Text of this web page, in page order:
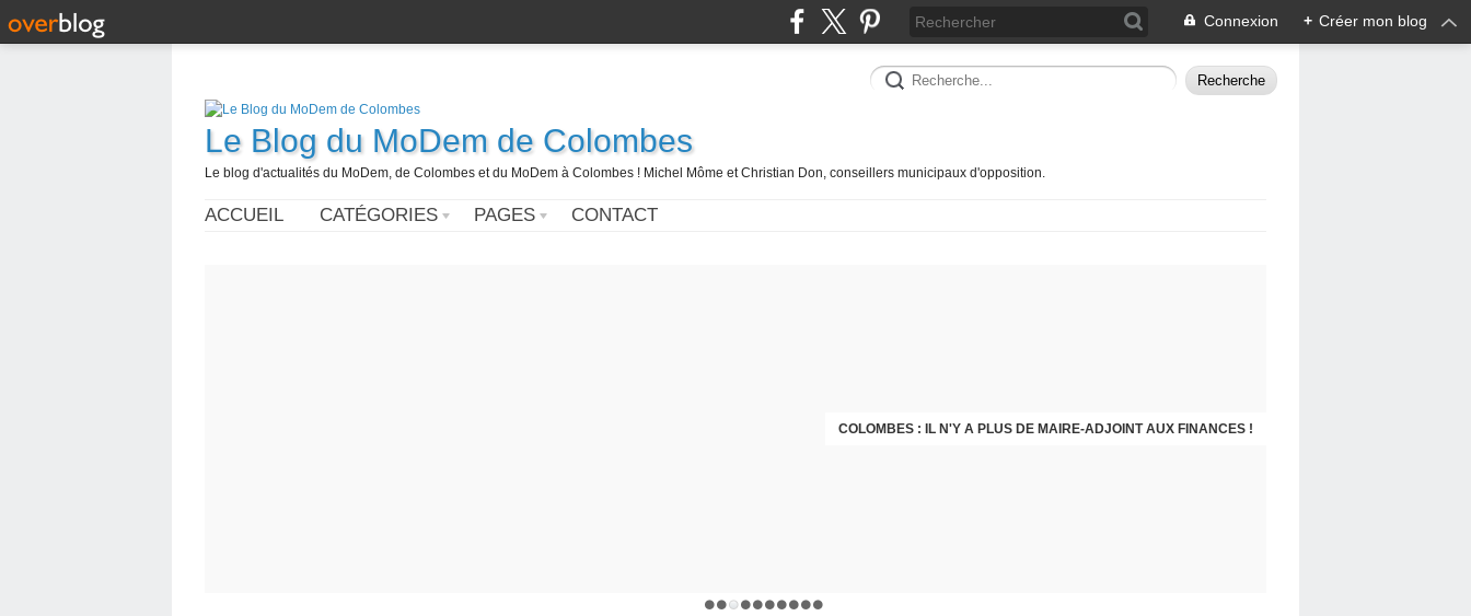
Connexion + Créer mon blog
Le Blog du MoDem de Colombes
Le blog d'actualités du MoDem, de Colombes et du MoDem à Colombes ! Michel Môme et Christian Don, conseillers municipaux d'opposition.
ACCUEIL CATÉGORIES PAGES CONTACT
COLOMBES : IL N'Y A PLUS DE MAIRE-ADJOINT AUX FINANCES !
COMITÉ DE SOUTIEN DE COLOMBES AU PRÉSIDENT MACRON